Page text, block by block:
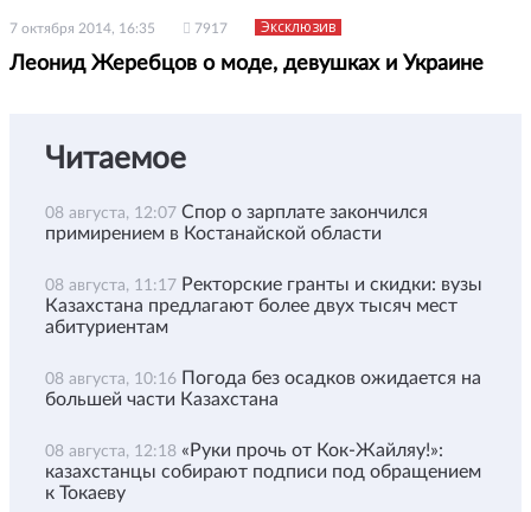
7 октября 2014, 16:35 7917 Эксклюзив
Леонид Жеребцов о моде, девушках и Украине
Читаемое
08 августа, 12:07 Спор о зарплате закончился
примирением в Костанайской области
08 августа, 11:17 Ректорские гранты и скидки: вузы
Казахстана предлагают более двух тысяч мест
абитуриентам
08 августа, 10:16 Погода без осадков ожидается на
большей части Казахстана
08 августа, 12:18 «Руки прочь от Кок-Жайляу!»:
казахстанцы собирают подписи под обращением
к Токаеву